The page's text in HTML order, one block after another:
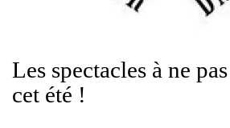
Les spectacles à ne
cet été !